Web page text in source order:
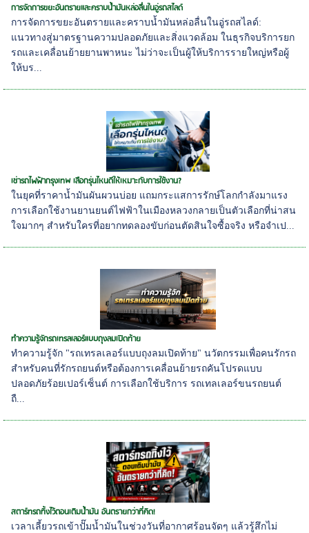
การจัดการขยะอันตรายและคราบน้ำมันหล่อลื่นในอู่รถสไลด์
การจัดการขยะอันตรายและคราบน้ำมันหล่อลื่นในอู่รถสไลด์:
แนวทางสู่มาตรฐานความปลอดภัยและสิ่งแวดล้อม ในธุรกิจบริการยก
รถและเคลื่อนย้ายยานพาหนะ ไม่ว่าจะเป็นผู้ให้บริการรายใหญ่หรือผู้
ให้บร...
เช่ารถไฟฟ้ากรุงเทพ เลือกรุ่นไหนดีให้เหมาะกับการใช้งาน?
ในยุคที่ราคาน้ำมันผันผวนบ่อย แถมกระแสการรักษ์โลกกำลังมาแรง
การเลือกใช้งานยานยนต์ไฟฟ้าในเมืองหลวงกลายเป็นตัวเลือกที่น่าสน
ใจมากๆ สำหรับใครที่อยากทดลองขับก่อนตัดสินใจซื้อจริง หรือจำเป...
ทำความรู้จักรถเทรลเลอร์แบบถุงลมเปิดท้าย
ทำความรู้จัก "รถเทรลเลอร์แบบถุงลมเปิดท้าย" นวัตกรรมเพื่อคนรักรถ
สำหรับคนที่รักรถยนต์หรือต้องการเคลื่อนย้ายรถคันโปรดแบบ
ปลอดภัยร้อยเปอร์เซ็นต์ การเลือกใช้บริการ รถเทลเลอร์ขนรถยนต์
ถื...
สตาร์ทรถทิ้งไว้ตอนเติมน้ำมัน อันตรายกว่าที่คิด!
เวลาเลี้ยวรถเข้าปั๊มน้ำมันในช่วงวันที่อากาศร้อนจัดๆ แล้วรู้สึกไม่